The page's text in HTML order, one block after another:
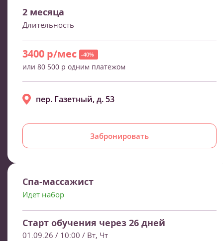
2 месяца
Длительность
3400 р/мес -40%
или 80 500 р одним платежом
Забронировать
пер. Газетный, д. 53
Спа-массажист
Идет набор
Старт обучения через 26 дней
01.09.26 / 10:00 / Вт, Чт